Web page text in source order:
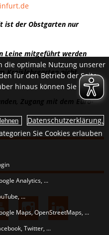
ist der Obstgarten nur
Leine mitgeführt werden
Kreislehrgarten nicht
Zugang mit dem Euro-
die optimale Nutzung unserer
für den Betrieb der Seite
hinaus können Sie Cookies
Datenschutzerklärung.
Sie Cookies erlauben
Analytics, ...
...
Maps, OpenStreetMaps, ...
Twitter, ...